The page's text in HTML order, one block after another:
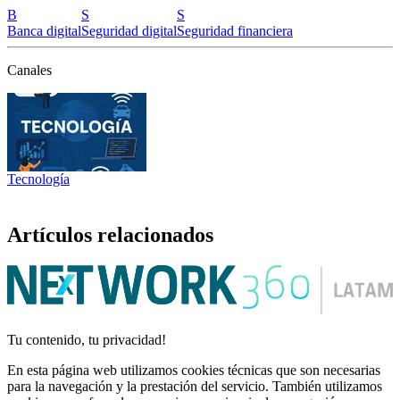
B
Banca digital
S
Seguridad digital
S
Seguridad financiera
Canales
Tecnología
Artículos relacionados
Tu contenido, tu privacidad!
En esta página web utilizamos cookies técnicas que son necesarias
para la navegación y la prestación del servicio. También utilizamos